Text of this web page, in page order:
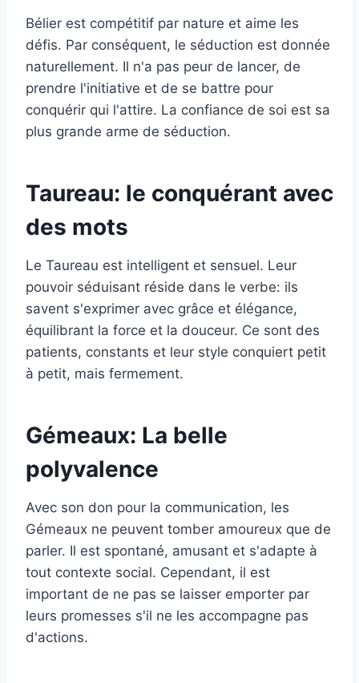
Bélier est compétitif par nature et aime les
défis. Par conséquent, le séduction est donnée
naturellement. Il n'a pas peur de lancer, de
prendre l'initiative et de se battre pour
conquérir qui l'attire. La confiance de soi est sa
plus grande arme de séduction.
Taureau: le conquérant avec
des mots
Le Taureau est intelligent et sensuel. Leur
pouvoir séduisant réside dans le verbe: ils
savent s'exprimer avec grâce et élégance,
équilibrant la force et la douceur. Ce sont des
patients, constants et leur style conquiert petit
à petit, mais fermement.
Gémeaux: La belle
polyvalence
Avec son don pour la communication, les
Gémeaux ne peuvent tomber amoureux que de
parler. Il est spontané, amusant et s'adapte à
tout contexte social. Cependant, il est
important de ne pas se laisser emporter par
leurs promesses s'il ne les accompagne pas
d'actions.